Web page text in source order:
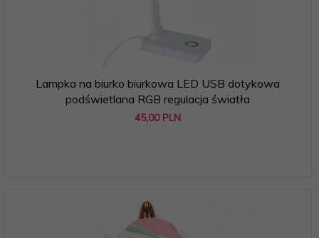
Lampka na biurko biurkowa LED USB dotykowa
podświetlana RGB regulacja światła
45,00 PLN